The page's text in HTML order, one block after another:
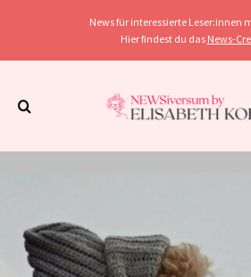
News für interessierte Leser:innen
Hier findest du das News-